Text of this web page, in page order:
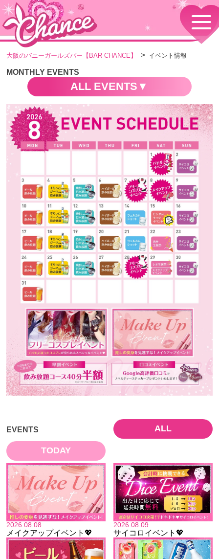
HOME
TOPページ
コンセプト
女の子情報
GALLERY
MENU
メニュー・料金
イベント情報
店舗情報・よくある質問
VISITORS TO JAPAN
外国人観光客向け
RECRUIT
採用情報
大阪のバニーガールズバー【BAR CHANCE】 イベント情報
MONTHLY EVENTS
ALL EVENTS
EVENTS ALL
TODAY
2026.08.08
メイクアップイベント💖
2026.08.09
サイコロイベント💖